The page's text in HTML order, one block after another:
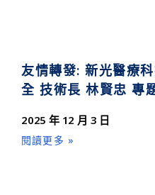
友情轉發: 新光醫療
全 技術長 林賢忠 專
2025 年 12 月 3 日
閱讀更多 »